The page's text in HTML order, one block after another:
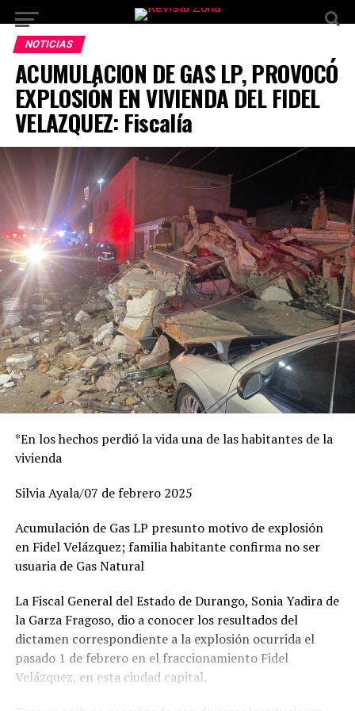
NOTICIAS
ACUMULACION DE GAS LP, PROVOCÓ
EXPLOSIÓN EN VIVIENDA DEL FIDEL
VELAZQUEZ: Fiscalía
*En los hechos perdió la vida una de las habitantes de la
vivienda
Silvia Ayala/07 de febrero 2025
Acumulación de Gas LP presunto motivo de explosión
en Fidel Velázquez; familia habitante confirma no ser
usuaria de Gas Natural
La Fiscal General del Estado de Durango, Sonia Yadira de
la Garza Fragoso, dio a conocer los resultados del
dictamen correspondiente a la explosión ocurrida el
pasado 1 de febrero en el fraccionamiento Fidel
Velázquez, en esta ciudad capital.